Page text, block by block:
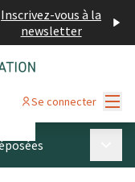
Inscrivez-vous à la
newsletter
Se connecter